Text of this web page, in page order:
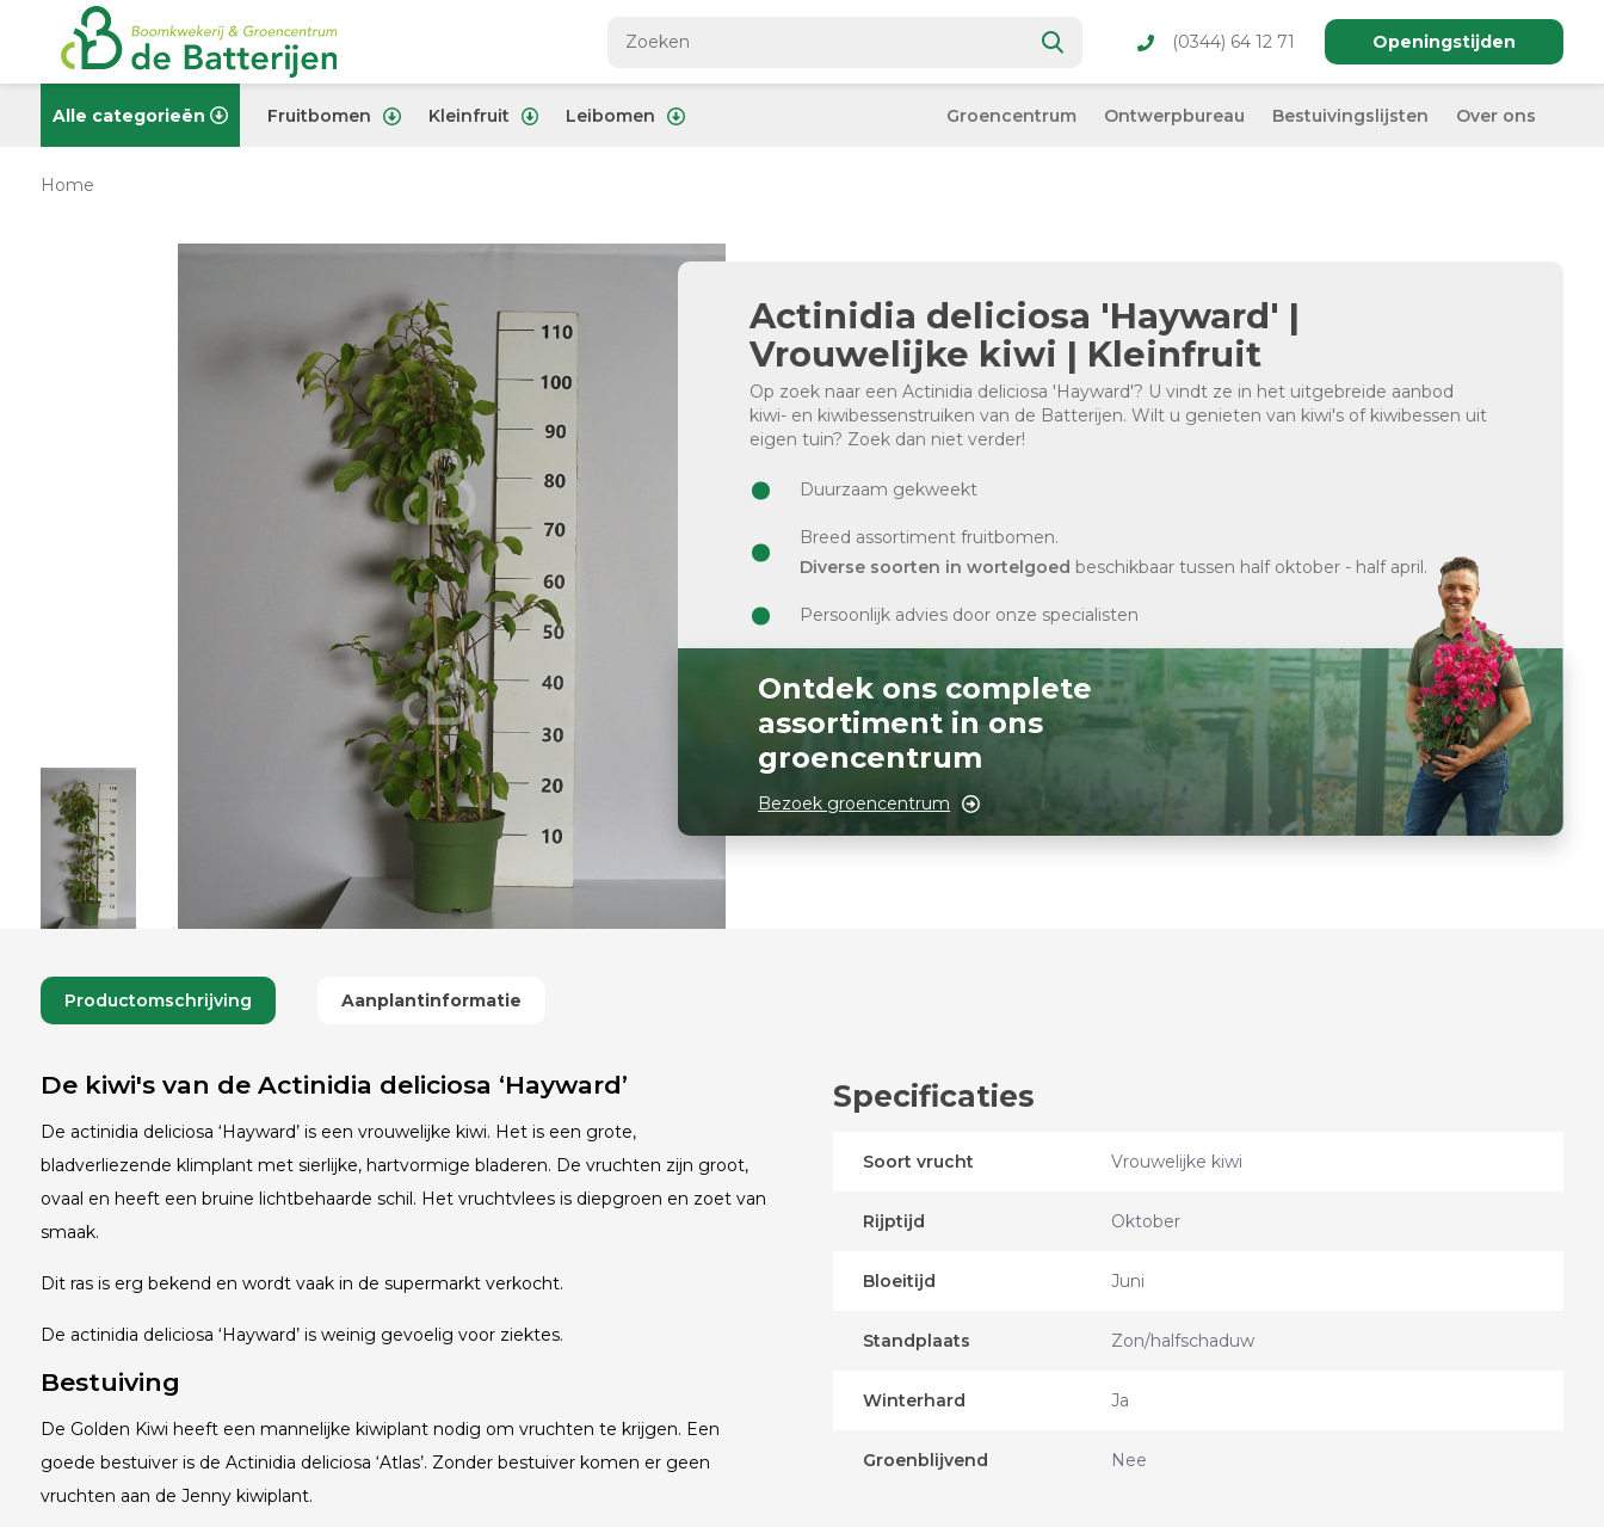
(0344) 64 12 71 Openingstijden
Alle categorieën Fruitbomen Kleinfruit Leibomen Groencentrum Ontwerpbureau Bestuivingslijsten Over ons
Home
Actinidia deliciosa 'Hayward' |
Vrouwelijke kiwi | Kleinfruit
Op zoek naar een Actinidia deliciosa 'Hayward'? U vindt ze in het uitgebreide aanbod
kiwi- en kiwibessenstruiken van de Batterijen. Wilt u genieten van kiwi's of kiwibessen uit
eigen tuin? Zoek dan niet verder!
Duurzaam gekweekt
Breed assortiment fruitbomen.
Diverse soorten in wortelgoed beschikbaar tussen half oktober - half april.
Persoonlijk advies door onze specialisten
Ontdek ons complete
assortiment in ons
groencentrum
Bezoek groencentrum
Productomschrijving Aanplantinformatie
De kiwi's van de Actinidia deliciosa ‘Hayward’
De actinidia deliciosa ‘Hayward’ is een vrouwelijke kiwi. Het is een grote,
bladverliezende klimplant met sierlijke, hartvormige bladeren. De vruchten zijn groot,
ovaal en heeft een bruine lichtbehaarde schil. Het vruchtvlees is diepgroen en zoet van
smaak.
Dit ras is erg bekend en wordt vaak in de supermarkt verkocht.
De actinidia deliciosa ‘Hayward’ is weinig gevoelig voor ziektes.
Bestuiving
De Golden Kiwi heeft een mannelijke kiwiplant nodig om vruchten te krijgen. Een
goede bestuiver is de Actinidia deliciosa ‘Atlas’. Zonder bestuiver komen er geen
vruchten aan de Jenny kiwiplant.
Specificaties
Soort vrucht Vrouwelijke kiwi
Rijptijd Oktober
Bloeitijd Juni
Standplaats Zon/halfschaduw
Winterhard Ja
Groenblijvend Nee